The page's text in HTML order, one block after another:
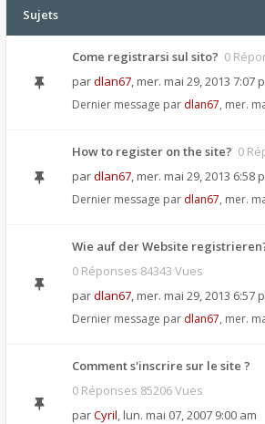
Sujets
Come registrarsi sul sito? 0
pardlan67, mer. mai 29, 2013 7:07
Dernier message par dlan67, mer.
How to register on the site? 0
pardlan67, mer. mai 29, 2013 6:58
Dernier message par dlan67, mer.
Wie auf der Website
0 Réponses 84343 Vues
pardlan67, mer. mai 29, 2013 6:57
Dernier message par dlan67, mer.
Comment s'inscrire sur le site ?
0 Réponses 85206 Vues
parCyril, lun. mai 07, 2007 9:00 am